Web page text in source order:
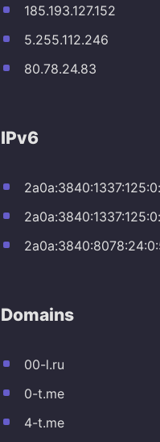
185.193.127.152
5.255.112.246
80.78.24.83
IPv6
Domains
00-l.ru
0-t.me
4-t.me